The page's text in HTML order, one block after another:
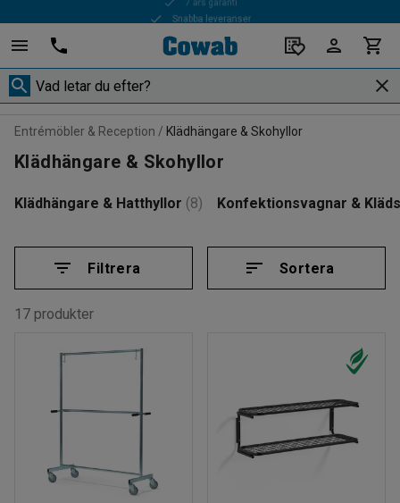
Snabba leveranser
Entrémöbler & Reception Klädhängare & Skohyllor
Klädhängare & Skohyllor
Klädhängare & Hatthyllor (8) Konfektionsvagnar &
Filtrera Sortera
17 produkter